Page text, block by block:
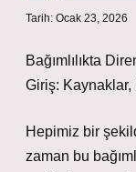
Tarih: Ocak 23, 2026
Bağımlılıkta
Giriş: Kaynaklar,
Hepimiz bir
zaman bu